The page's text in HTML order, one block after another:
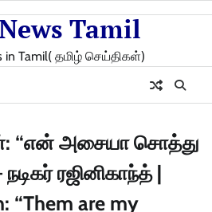
Tamil
in Tamil( தமிழ் செய்திகள்)
“என் அசையா சொத்து
ரஜினிகாந்த் |
“Them are my